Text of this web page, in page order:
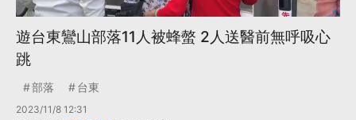
遊台東鸞山部落11人被蜂螫 2人送醫前無呼吸心
跳
部落 台東
2023/11/8 12:31